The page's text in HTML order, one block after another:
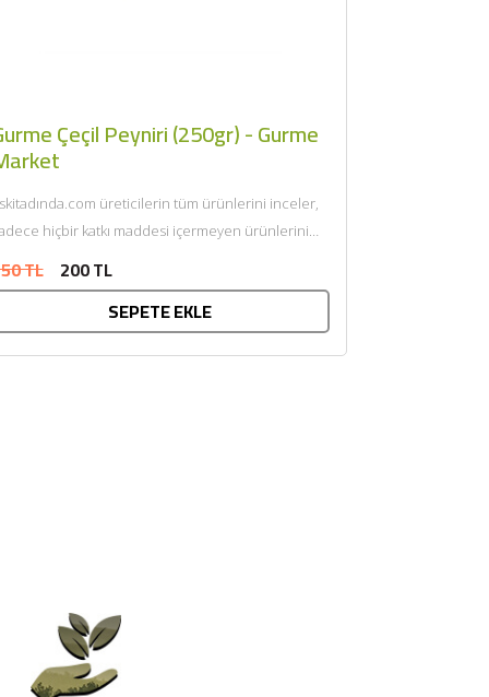
Çeçil Peyniri (250gr) - Gurme
üreticilerin tüm ürünlerini inceler,
hiçbir katkı maddesi içermeyen ürünlerini
TL 200 TL
SEPETE EKLE